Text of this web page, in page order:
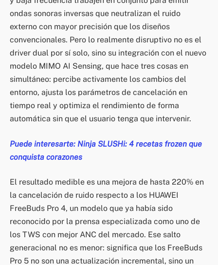
ondas sonoras inversas que neutralizan el ruido
externo con mayor precisión que los diseños
convencionales. Pero lo realmente disruptivo no es el
driver dual por sí solo, sino su integración con el nuevo
modelo MIMO AI Sensing, que hace tres cosas en
simultáneo: percibe activamente los cambios del
entorno, ajusta los parámetros de cancelación en
tiempo real y optimiza el rendimiento de forma
automática sin que el usuario tenga que intervenir.
Puede interesarte: Ninja SLUSHi: 4 recetas frozen que
conquista corazones
El resultado medible es una mejora de hasta 220% en
la cancelación de ruido respecto a los HUAWEI
FreeBuds Pro 4, un modelo que ya había sido
reconocido por la prensa especializada como uno de
los TWS con mejor ANC del mercado. Ese salto
generacional no es menor: significa que los FreeBuds
Pro 5 no son una actualización incremental, sino un